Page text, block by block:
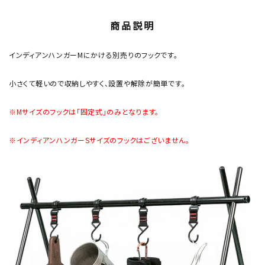
商品説明
インディアンハンガーMにかける別売りのフックです。
小さくて軽いので収納しやすく、設置や解除が簡単です。
※Mサイズのフックは「固定式」のみとなります。
※インディアンハンガーSサイズのフックはございません。